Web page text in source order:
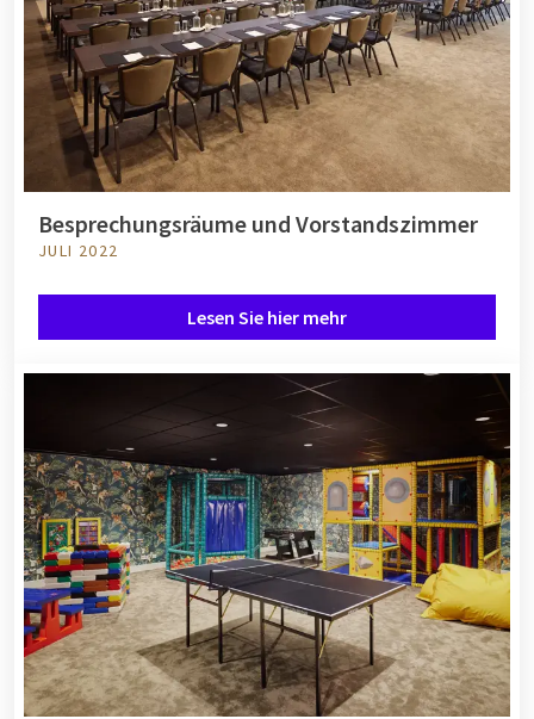
Besprechungsräume und Vorstandszimmer
JULI 2022
Lesen Sie hier mehr